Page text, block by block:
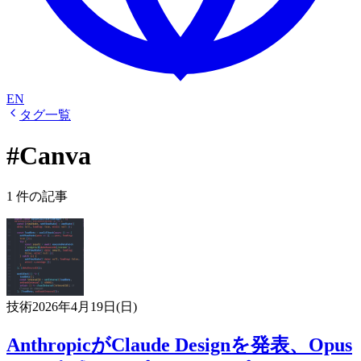
EN
タグ一覧
#Canva
1 件の記事
技術2026年4月19日(日)
AnthropicがClaude Designを発表、Opus